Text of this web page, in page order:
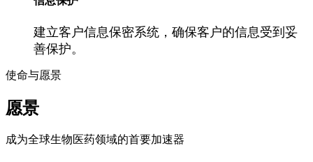
建立客户信息保密系统，确保客户的信息受到妥
善保护。
使命与愿景
愿景
成为全球生物医药领域的首要加速器